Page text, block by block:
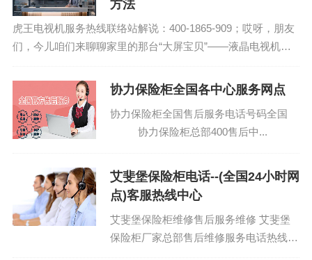
方法
虎王电视机服务热线联络站解说：400-1865-909；哎呀，朋友
们，今儿咱们来聊聊家里的那台“大屏宝贝”——液晶电视机。
影里的特效，但可不是什么...
协力保险柜全国各中心服务网点
协力保险柜全国售后服务电话号码全国
协力保险柜总部400售后中...
艾斐堡保险柜电话--(全国24小时网
点)客服热线中心
艾斐堡保险柜维修售后服务维修 艾斐堡
保险柜厂家总部售后维修服务电话热线：